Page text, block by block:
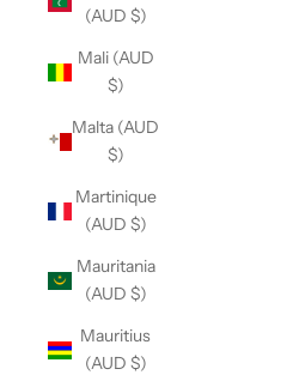
(AUD $)
Mali (AUD
$)
Malta (AUD
$)
Martinique
(AUD $)
Mauritania
(AUD $)
Mauritius
(AUD $)